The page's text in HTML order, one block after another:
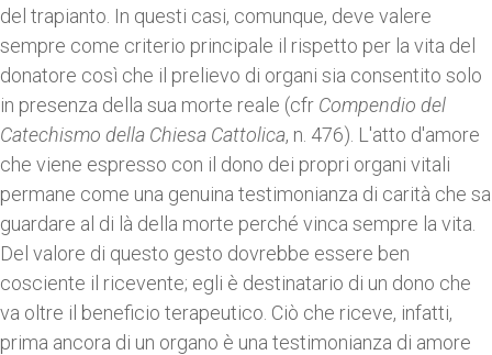
del trapianto. In questi casi, comunque, deve valere
sempre come criterio principale il rispetto per la vita del
donatore così che il prelievo di organi sia consentito solo
in presenza della sua morte reale (cfr Compendio del
Catechismo della Chiesa Cattolica, n. 476). L'atto d'amore
che viene espresso con il dono dei propri organi vitali
permane come una genuina testimonianza di carità che sa
guardare al di là della morte perché vinca sempre la vita.
Del valore di questo gesto dovrebbe essere ben
cosciente il ricevente; egli è destinatario di un dono che
va oltre il beneficio terapeutico. Ciò che riceve, infatti,
prima ancora di un organo è una testimonianza di amore